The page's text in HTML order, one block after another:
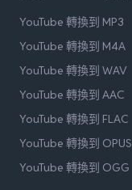
YouTube 轉換到 MP3
YouTube 轉換到 M4A
YouTube 轉換到 WAV
YouTube 轉換到 AAC
YouTube 轉換到 FLAC
YouTube 轉換到 OPUS
YouTube 轉換到 OGG